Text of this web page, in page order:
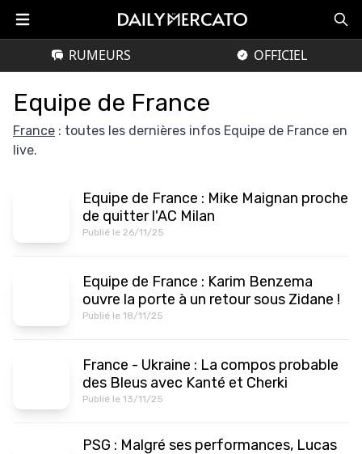
RUMEURS OFFICIEL
Equipe de France
France : toutes les dernières infos Equipe de France en
live.
Equipe de France : Mike Maignan proche
de quitter l'AC Milan
Publié le 26/11/25
Equipe de France : Karim Benzema
ouvre la porte à un retour sous Zidane !
Publié le 18/11/25
France - Ukraine : La compos probable
des Bleus avec Kanté et Cherki
Publié le 13/11/25
PSG : Malgré ses performances, Lucas